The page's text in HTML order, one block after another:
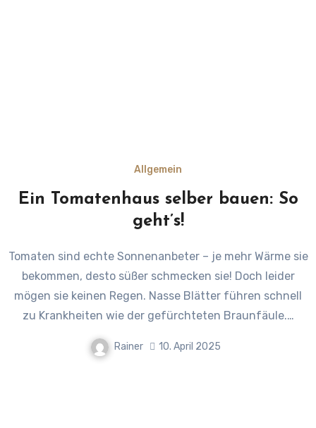
Allgemein
Ein Tomatenhaus selber bauen: So
geht’s!
Tomaten sind echte Sonnenanbeter – je mehr Wärme sie
bekommen, desto süßer schmecken sie! Doch leider
mögen sie keinen Regen. Nasse Blätter führen schnell
zu Krankheiten wie der gefürchteten Braunfäule.…
Rainer 10. April 2025